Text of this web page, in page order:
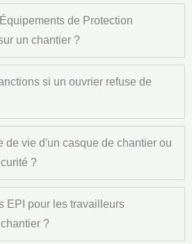
de Protection
un chantier ?
si un ouvrier refuse de
de vie d'un casque de chantier ou
?
EPI pour les travailleurs
?